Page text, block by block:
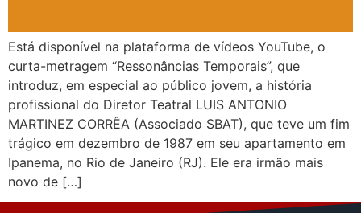
Está disponível na plataforma de vídeos YouTube, o
curta-metragem “Ressonâncias Temporais”, que
introduz, em especial ao público jovem, a história
profissional do Diretor Teatral LUIS ANTONIO
MARTINEZ CORRÊA (Associado SBAT), que teve um fim
trágico em dezembro de 1987 em seu apartamento em
Ipanema, no Rio de Janeiro (RJ). Ele era irmão mais
novo de […]